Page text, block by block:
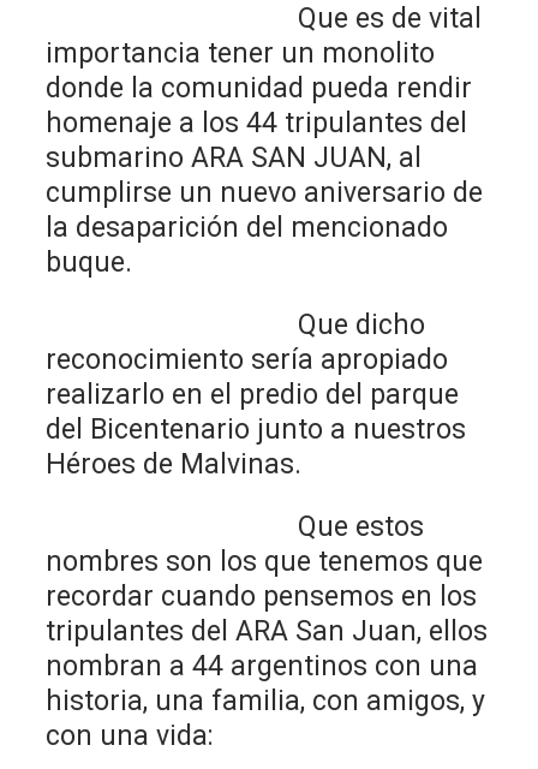
Que es de vital
importancia tener un monolito
donde la comunidad pueda rendir
homenaje a los 44 tripulantes del
submarino ARA SAN JUAN, al
cumplirse un nuevo aniversario de
la desaparición del mencionado
buque.
Que dicho
reconocimiento sería apropiado
realizarlo en el predio del parque
del Bicentenario junto a nuestros
Héroes de Malvinas.
Que estos
nombres son los que tenemos que
recordar cuando pensemos en los
tripulantes del ARA San Juan, ellos
nombran a 44 argentinos con una
historia, una familia, con amigos, y
con una vida: